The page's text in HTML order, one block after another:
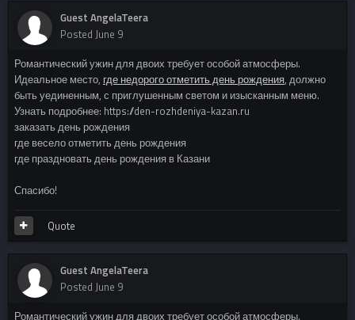
Guest AngelaTeera
Posted June 9
Романтический ужин для двоих требует особой атмосферы.
Идеальное место, где недорого отметить день рождения, должно
быть уединенным, с приглушенным светом и изысканным меню.
Узнать подробнее: https://den-rozhdeniya-kazan.ru
заказать день рождения
где весело отметить день рождения
где праздновать день рождения в Казани
Спасибо!
Quote
Guest AngelaTeera
Posted June 9
Романтический ужин для двоих требует особой атмосферы.